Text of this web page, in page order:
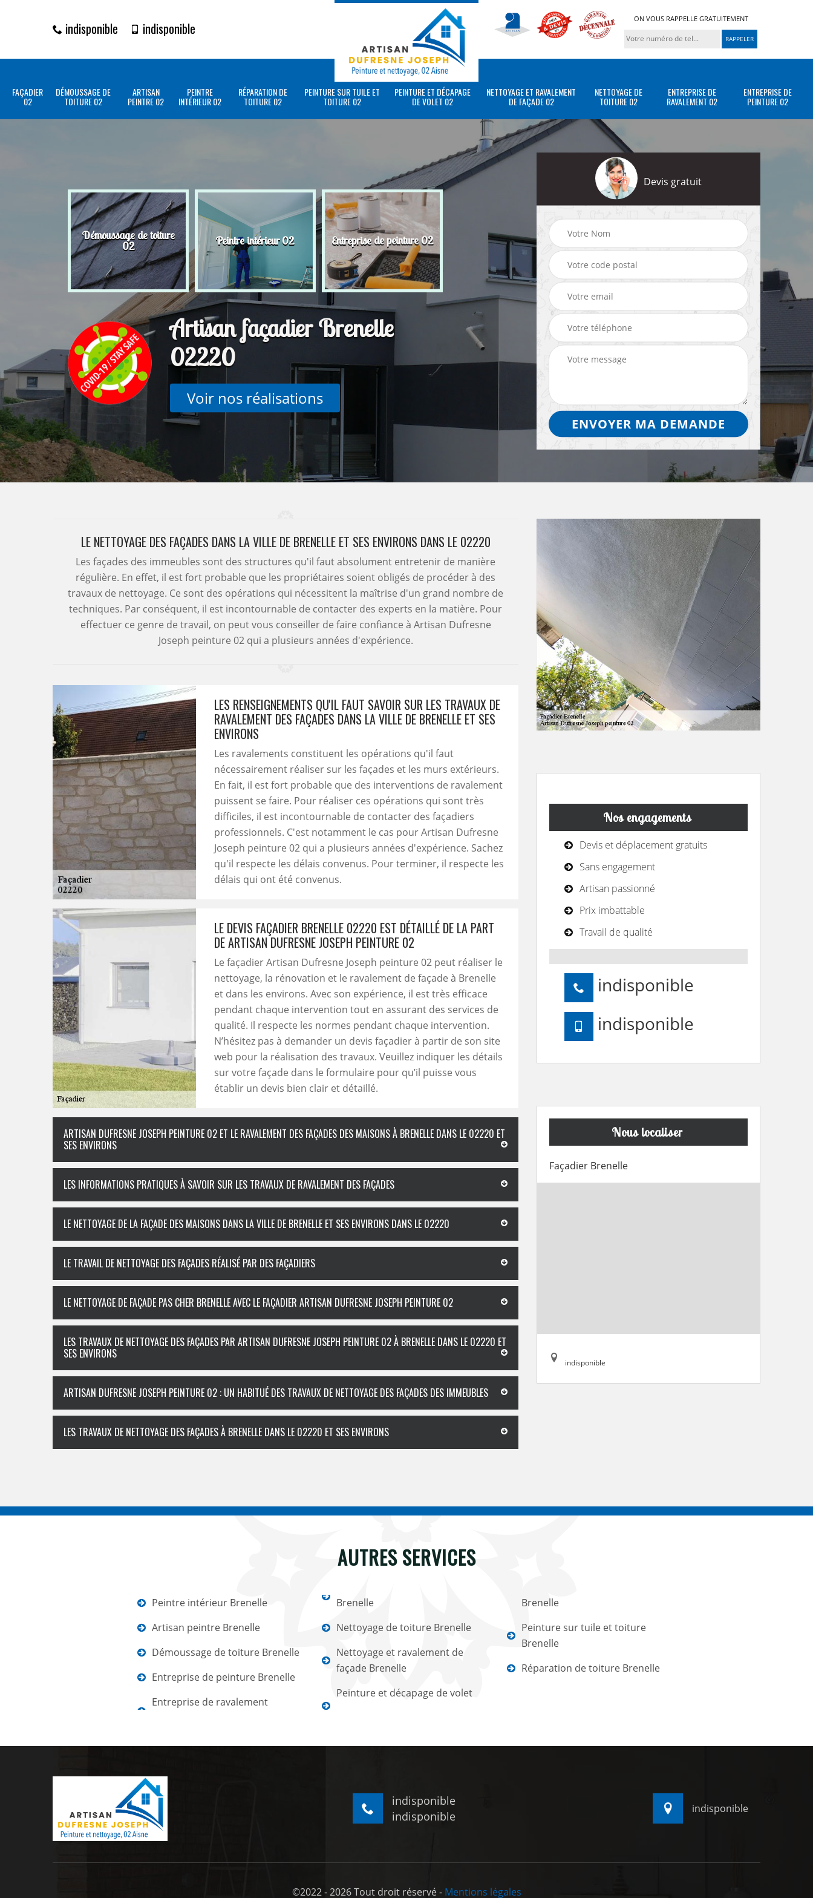
indisponible indisponible
ON VOUS RAPPELLE GRATUITEMENT
FAÇADIER
02
DÉMOUSSAGE DE
TOITURE 02
ARTISAN
PEINTRE 02
PEINTRE
INTÉRIEUR 02
RÉPARATION DE
TOITURE 02
PEINTURE SUR TUILE ET
TOITURE 02
PEINTURE ET DÉCAPAGE
DE VOLET 02
NETTOYAGE ET RAVALEMENT
DE FAÇADE 02
NETTOYAGE DE
TOITURE 02
ENTREPRISE DE
RAVALEMENT 02
ENTREPRISE DE
PEINTURE 02
Démoussage de toiture
02 Peintre intérieur 02 Entreprise de peinture 02
Artisan façadier Brenelle
02220
Voir nos réalisations
Devis gratuit
LE NETTOYAGE DES FAÇADES DANS LA VILLE DE BRENELLE ET SES ENVIRONS DANS LE 02220
Les façades des immeubles sont des structures qu'il faut absolument entretenir de manière
régulière. En effet, il est fort probable que les propriétaires soient obligés de procéder à des
travaux de nettoyage. Ce sont des opérations qui nécessitent la maîtrise d'un grand nombre de
techniques. Par conséquent, il est incontournable de contacter des experts en la matière. Pour
effectuer ce genre de travail, on peut vous conseiller de faire confiance à Artisan Dufresne
Joseph peinture 02 qui a plusieurs années d'expérience.
LES RENSEIGNEMENTS QU'IL FAUT SAVOIR SUR LES TRAVAUX DE
RAVALEMENT DES FAÇADES DANS LA VILLE DE BRENELLE ET SES
ENVIRONS
Les ravalements constituent les opérations qu'il faut
nécessairement réaliser sur les façades et les murs extérieurs.
En fait, il est fort probable que des interventions de ravalement
puissent se faire. Pour réaliser ces opérations qui sont très
difficiles, il est incontournable de contacter des façadiers
professionnels. C'est notamment le cas pour Artisan Dufresne
Joseph peinture 02 qui a plusieurs années d'expérience. Sachez
qu'il respecte les délais convenus. Pour terminer, il respecte les
délais qui ont été convenus.
LE DEVIS FAÇADIER BRENELLE 02220 EST DÉTAILLÉ DE LA PART
DE ARTISAN DUFRESNE JOSEPH PEINTURE 02
Le façadier Artisan Dufresne Joseph peinture 02 peut réaliser le
nettoyage, la rénovation et le ravalement de façade à Brenelle
et dans les environs. Avec son expérience, il est très efficace
pendant chaque intervention tout en assurant des services de
qualité. Il respecte les normes pendant chaque intervention.
N’hésitez pas à demander un devis façadier à partir de son site
web pour la réalisation des travaux. Veuillez indiquer les détails
sur votre façade dans le formulaire pour qu’il puisse vous
établir un devis bien clair et détaillé.
ARTISAN DUFRESNE JOSEPH PEINTURE 02 ET LE RAVALEMENT DES FAÇADES DES MAISONS À BRENELLE DANS LE 02220 ET
SES ENVIRONS
LES INFORMATIONS PRATIQUES À SAVOIR SUR LES TRAVAUX DE RAVALEMENT DES FAÇADES
LE NETTOYAGE DE LA FAÇADE DES MAISONS DANS LA VILLE DE BRENELLE ET SES ENVIRONS DANS LE 02220
LE TRAVAIL DE NETTOYAGE DES FAÇADES RÉALISÉ PAR DES FAÇADIERS
LE NETTOYAGE DE FAÇADE PAS CHER BRENELLE AVEC LE FAÇADIER ARTISAN DUFRESNE JOSEPH PEINTURE 02
LES TRAVAUX DE NETTOYAGE DES FAÇADES PAR ARTISAN DUFRESNE JOSEPH PEINTURE 02 À BRENELLE DANS LE 02220 ET
SES ENVIRONS
ARTISAN DUFRESNE JOSEPH PEINTURE 02 : UN HABITUÉ DES TRAVAUX DE NETTOYAGE DES FAÇADES DES IMMEUBLES
LES TRAVAUX DE NETTOYAGE DES FAÇADES À BRENELLE DANS LE 02220 ET SES ENVIRONS
Nos engagements
Devis et déplacement gratuits
Sans engagement
Artisan passionné
Prix imbattable
Travail de qualité
indisponible
indisponible
Nous localiser
Façadier Brenelle
indisponible
AUTRES SERVICES
Peintre intérieur Brenelle
Artisan peintre Brenelle
Démoussage de toiture Brenelle
Entreprise de peinture Brenelle
Entreprise de ravalement
Brenelle
Nettoyage de toiture Brenelle
Nettoyage et ravalement de
façade Brenelle
Peinture et décapage de volet
Brenelle
Peinture sur tuile et toiture
Brenelle
Réparation de toiture Brenelle
indisponible
indisponible
indisponible
©2022 - 2026 Tout droit réservé - Mentions légales